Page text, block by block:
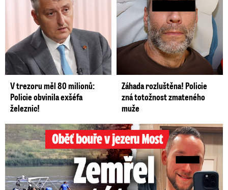
V trezoru měl 80 milionů:
Policie obvinila exšéfa
železnic!
Záhada rozluštěna! Policie
zná totožnost zmateného
muže
Oběť bouře v jezeru Most: Zemřel táta Dominik (†28)